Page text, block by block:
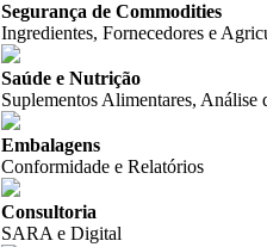
Segurança de Commodities
Ingredientes, Fornecedores e
Saúde e Nutrição
Suplementos Alimentares,
Embalagens
Conformidade e Relatórios
Consultoria
SARA e Digital